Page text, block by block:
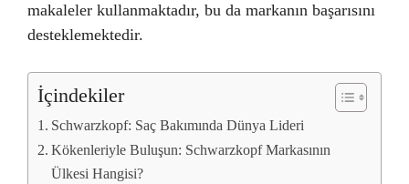
makaleler kullanmaktadır, bu da markanın başarısını
desteklemektedir.
İçindekiler
Schwarzkopf: Saç Bakımında Dünya Lideri
Kökenleriyle Buluşun: Schwarzkopf Markasının
Ülkesi Hangisi?